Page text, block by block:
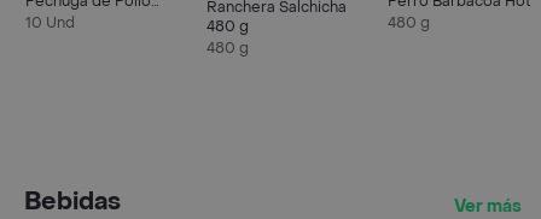
Marinados
10 Und
Ranchera Salchicha
480 g
480 g
480 g
Bebidas Ver más